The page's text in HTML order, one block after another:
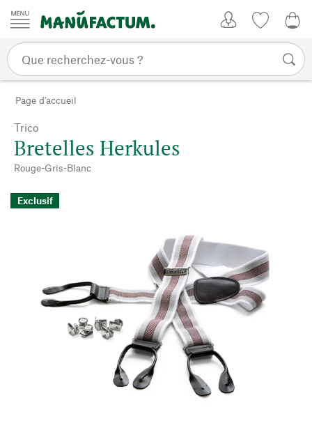
Passer au contenu
Page d'accueil
Trico
Bretelles Herkules
Rouge-Gris-Blanc
Exclusif